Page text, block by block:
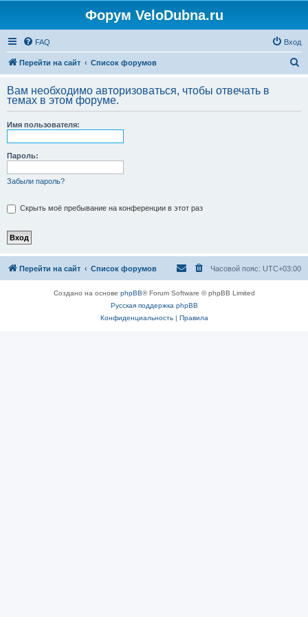
Форум VeloDubna.ru
FAQ Вход
Перейти на сайт Список форумов
с
Вам необходимо авторизоваться, чтобы отвечать в
темах в этом форуме.
Имя пользователя:
Пароль:
Забыли пароль?
Скрыть моё пребывание на конференции в этот раз
Перейти на сайт Список форумов Часовой пояс: UTC+03:00
Создано на основе phpBB® Forum Software © phpBB Limited
Русская поддержка phpBB
Конфиденциальность| Правила